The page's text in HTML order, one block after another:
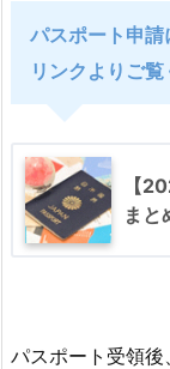
パスポート申
リンクよりご覧
【
まと
パスポート受領後